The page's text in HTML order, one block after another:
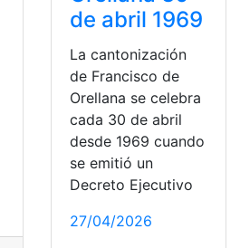
de abril 1969
La cantonización
de Francisco de
Orellana se celebra
cada 30 de abril
desde 1969 cuando
se emitió un
Decreto Ejecutivo
27/04/2026